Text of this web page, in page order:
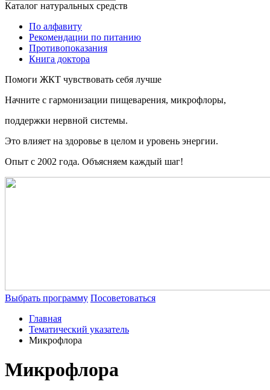
Каталог натуральных средств
По алфавиту
Рекомендации по питанию
Противопоказания
Книга доктора
Помоги ЖКТ чувствовать себя лучше
Начните c гармонизации пищеварения, микрофлоры,
поддержки нервной системы.
Это влияет на здоровье в целом и уровень энергии.
Опыт с 2002 года. Объясняем каждый шаг!
Выбрать программу Посоветоваться
Главная
Тематический указатель
Микрофлора
Микрофлора